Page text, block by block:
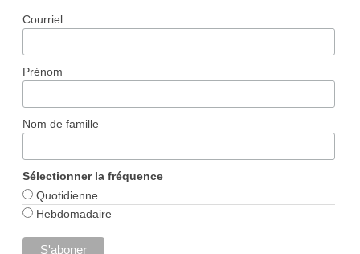
Courriel
Prénom
Nom de famille
Sélectionner la fréquence
Quotidienne
Hebdomadaire